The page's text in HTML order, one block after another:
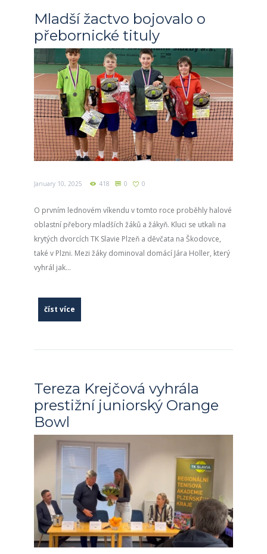
Mladší žactvo bojovalo o
přebornické tituly
January 10, 2025 418 0 0
O prvním lednovém víkendu v tomto roce proběhly halové
oblastní přebory mladších žáků a žákyň. Kluci se utkali na
krytých dvorcích TK Slavie Plzeň a děvčata na Škodovce,
také v Plzni. Mezi žáky dominoval domácí Jára Holler, který
vyhrál jak...
číst více
Tereza Krejčová vyhrála
prestižní juniorský Orange
Bowl